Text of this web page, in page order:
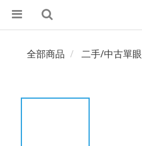
全部商品 二手/中古單